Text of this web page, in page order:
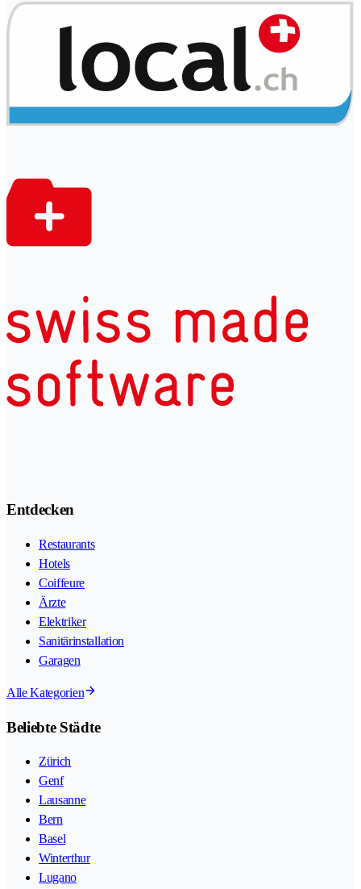
Entdecken
Restaurants
Hotels
Coiffeure
Ärzte
Elektriker
Sanitärinstallation
Garagen
Alle Kategorien
Beliebte Städte
Zürich
Genf
Lausanne
Bern
Basel
Winterthur
Lugano